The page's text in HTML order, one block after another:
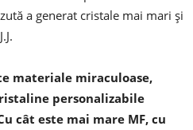
a generat cristale mai mari și
materiale miraculoase,
personalizabile
cât este mai mare MF, cu